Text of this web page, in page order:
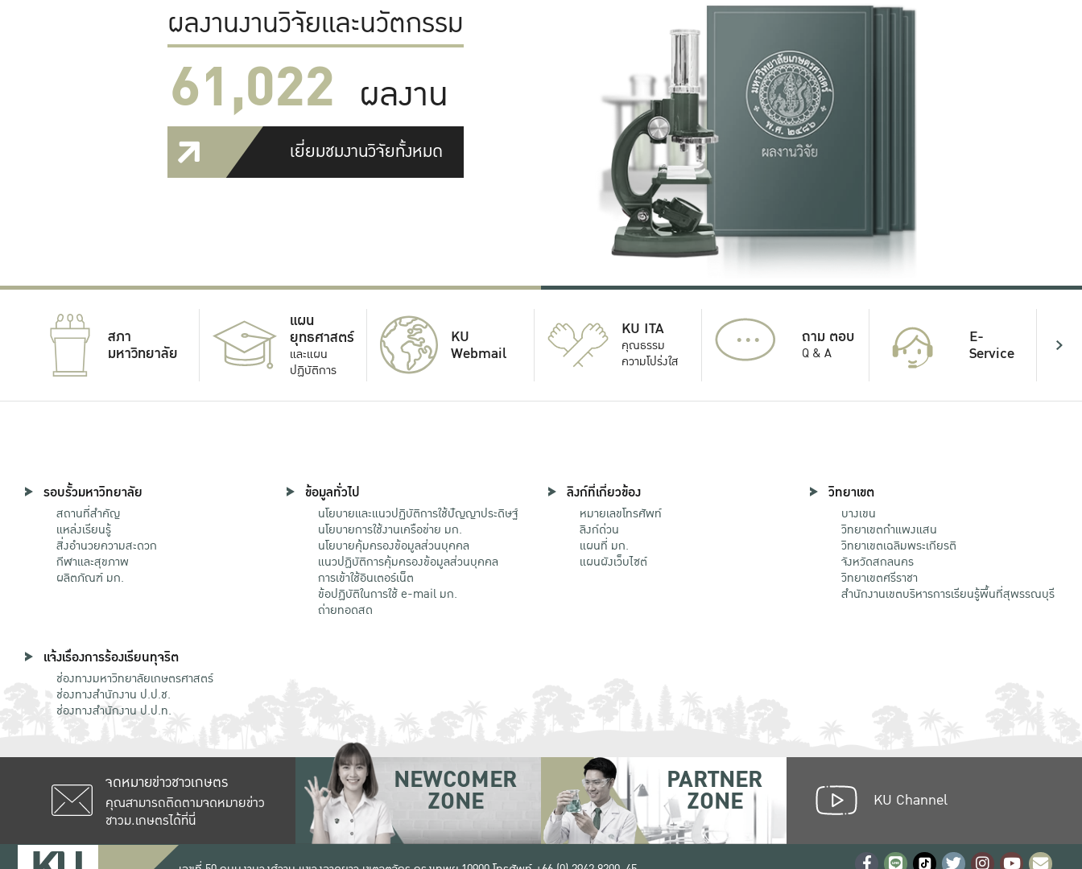
ผลงานงานวิจัยและนวัตกรรม
61,022 ผลงาน
เยี่ยมชมงานวิจัยทั้งหมด
สภา
มหาวิทยาลัย
แผน
ยุทธศาสตร์
และแผน
ปฏิบัติการ
KU
Webmail
KU ITA
คุณธรรม
ความโปร่งใส
... ถาม ตอบ
Q & A
E-
Service
รอบรั้วมหาวิทยาลัย
สถานที่สำคัญ
แหล่งเรียนรู้
สิ่งอำนวยความสะดวก
กีฬาและสุขภาพ
ผลิตภัณฑ์ มก.
ข้อมูลทั่วไป
นโยบายและแนวปฏิบัติการใช้ปัญญาประดิษฐ์
นโยบายการใช้งานเครือข่าย มก.
นโยบายคุ้มครองข้อมูลส่วนบุคคล
แนวปฏิบัติการคุ้มครองข้อมูลส่วนบุคคล
การเข้าใช้อินเตอร์เน็ต
ข้อปฏิบัติในการใช้ e-mail มก.
ถ่ายทอดสด
ลิงก์ที่เกี่ยวข้อง
หมายเลขโทรศัพท์
ลิงก์ด่วน
แผนที่ มก.
แผนผังเว็บไซต์
วิทยาเขต
บางเขน
วิทยาเขตกําแพงแสน
วิทยาเขตเฉลิมพระเกียรติ
จังหวัดสกลนคร
วิทยาเขตศรีราชา
สำนักงานเขตบริหารการเรียนรู้พื้นที่สุพรรณบุรี
แจ้งเรื่องการร้องเรียนทุจริต
ช่องทางมหาวิทยาลัยเกษตรศาสตร์
ช่องทางสำนักงาน ป.ป.ช.
ช่องทางสำนักงาน ป.ป.ท.
จดหมายข่าวชาวเกษตร
คุณสามารถติดตามจดหมายข่าว
ชาวม.เกษตรได้ที่นี่
NEWCOMER
ZONE
PARTNER
ZONE KU Channel